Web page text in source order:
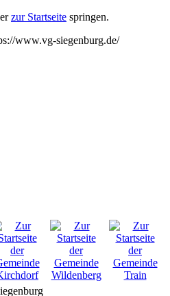
zur Startseite springen.
www.vg-siegenburg.de/